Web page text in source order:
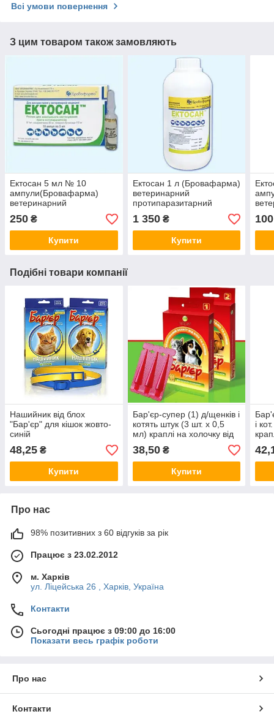
Всі умови повернення
З цим товаром також замовляють
Ектосан 5 мл № 10
ампули(Бровафарма)
ветеринарний
протипаразитарний
препарат проти кліщів,
вошей, бліх та мух
250 ₴
Купити
Ектосан 1 л (Бровафарма)
ветеринарний
протипаразитарний
препарат проти кліщів,
вошей, бліх та мух
1 350₴
Купити
100
Подібні товари компанії
Нашийник від блох
"Бар'єр" для кішок жовто-
синій
48,25 ₴
Купити
Бар'єр-супер (1) д/щенків і
котять штук (3 шт. х 0,5
мл) краплі на холочку від
38,50₴
Купити
і
Про нас
98% позитивних з 60 відгуків за рік
Працює з 23.02.2012
м. Харків
ул. Ліцейська 26 , Харків, Україна
Контакти
Сьогодні працює з 09:00 до 16:00
Показати весь графік роботи
Про нас
Контакти